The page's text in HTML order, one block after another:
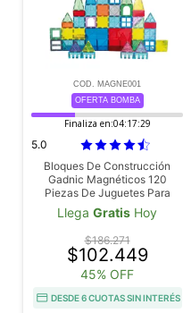
COD. MAGNE001
OFERTA BOMBA
Finaliza en:04:17:29
5.0
Bloques De Construcción
Gadnic Magnéticos 120
Piezas De Juguetes Para
Niños
Llega Gratis Hoy
$186.271
$102.449
45% OFF
DESDE 6 CUOTAS SIN INTERÉS